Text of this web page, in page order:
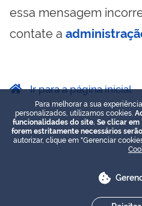
essa mensagem
contate a
Ir para a página inicial
Para melhorar a sua
personalizados, utilizamos cookies.
funcionalidades do site. Se clicar em
forem estritamente necessários
autorizar, clique em "Gerenciar